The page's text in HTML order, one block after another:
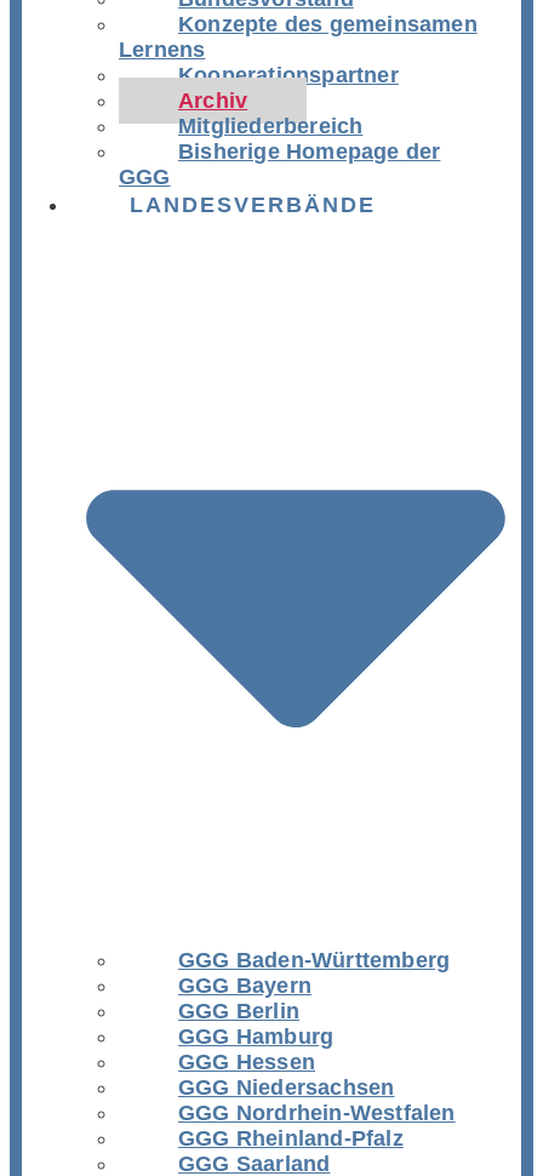
Konzepte des gemeinsamen
Lernens
Kooperationspartner
Archiv
Mitgliederbereich
Bisherige Homepage der
GGG
LANDESVERBÄNDE
GGG Baden-Württemberg
GGG Bayern
GGG Berlin
GGG Hamburg
GGG Hessen
GGG Niedersachsen
GGG Nordrhein-Westfalen
GGG Rheinland-Pfalz
GGG Saarland